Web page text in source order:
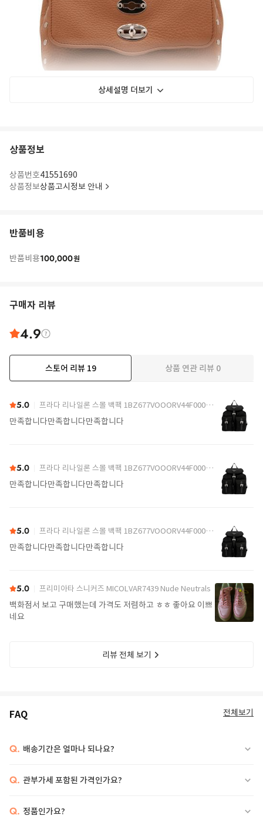
상세설명 더보기
상품정보
상품번호41551690
상품정보상품고시정보 안내
반품비용
반품비용100,000원
구매자 리뷰
4.9
스토어 리뷰 19 상품 연관 리뷰 0
5.0 프라다 리나일론 스몰 백팩 1BZ677VOOORV44F0002 Black
만족합니다만족합니다만족합니다
5.0 프라다 리나일론 스몰 백팩 1BZ677VOOORV44F0002 Black
만족합니다만족합니다만족합니다
5.0 프라다 리나일론 스몰 백팩 1BZ677VOOORV44F0002 Black
만족합니다만족합니다만족합니다
5.0 프리미아타 스니커즈 MICOLVAR7439 Nude Neutrals
백화점서 보고 구매했는데 가격도 저렴하고 ㅎㅎ 좋아요 이쁘
네요
리뷰 전체 보기
FAQ 전체보기
Q. 배송기간은 얼마나 되나요?
Q. 관부가세 포함된 가격인가요?
Q. 정품인가요?